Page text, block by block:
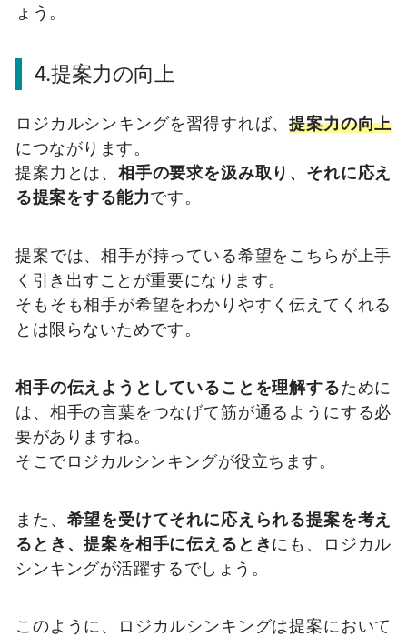
ょう。
4.提案力の向上
ロジカルシンキングを習得すれば、提案力の向上
につながります。
提案力とは、 相手の要求を汲み取り、それに応え
る提案をする能力です。
提案では、相手が持っている希望をこちらが上手
く引き出すことが重要になります。
そもそも相手が希望をわかりやすく伝えてくれる
とは限らないためです。
相手の伝えようとしていることを理解するために
は、相手の言葉をつなげて筋が通るようにする必
要がありますね。
そこでロジカルシンキングが役立ちます。
また、 希望を受けてそれに応えられる提案を考え
るとき、提案を相手に伝えるときにも、ロジカル
シンキングが活躍するでしょう。
このように、ロジカルシンキングは提案において